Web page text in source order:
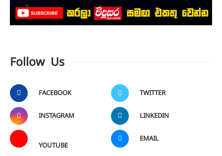
Follow Us
FACEBOOK TWITTER
INSTAGRAM LINKEDIN
YOUTUBE
EMAIL